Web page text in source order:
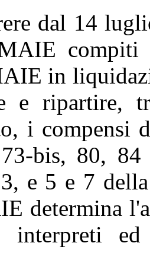
dal 14
in
e ripartire,
i compensi
bis, 80,
e 5 e 7
determina
ed